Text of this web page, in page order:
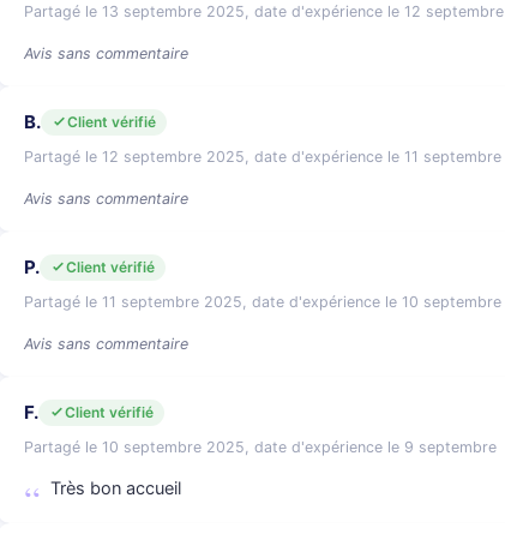
Partagé le 13 septembre 2025, date d'expérience le 12 septembre
Avis sans commentaire
B.
Client vérifié
Partagé le 12 septembre 2025, date d'expérience le 11 septembre
Avis sans commentaire
P.
Client vérifié
Partagé le 11 septembre 2025, date d'expérience le 10 septembre
Avis sans commentaire
F.
Client vérifié
Partagé le 10 septembre 2025, date d'expérience le 9 septembre
Très bon accueil